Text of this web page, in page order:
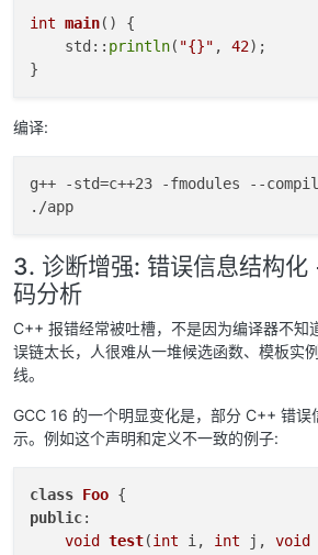
int main()
{
    std::
println( "{}" , 42);
编译:
g++ -std=c++23 -fmodules --
3. 诊断增强: 错误信息结构化
码分析
C++ 报错经常被吐槽，不是因为编译器不知
误链太长，人很难从一堆候选函数、模板实
线。
GCC 16 的一个明显变化是，部分 C++ 错误
示。例如这个声明和定义不一致的例子:
class Foo
public:
void
test(int i, int j, void